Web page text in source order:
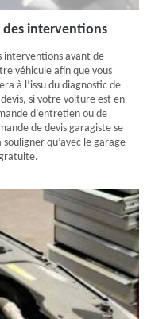
des interventions
interventions avant de
véhicule afin que vous
à l’issu du diagnostic de
si votre voiture est en
d’entretien ou de
de devis garagiste se
qu’avec le garage